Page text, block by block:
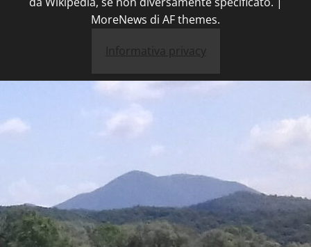
MoreNews di AF themes.
Informativa privacy